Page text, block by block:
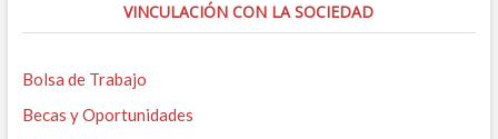
VINCULACIÓN CON LA SOCIEDAD
Bolsa de Trabajo
Becas y Oportunidades